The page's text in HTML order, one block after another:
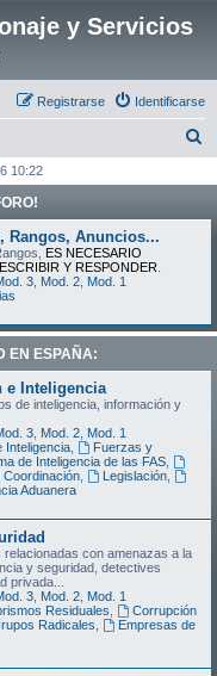
y Servicios
Identificarse
Registrarse
c
10:22
Rangos, Anuncios...
ES NECESARIO
Y RESPONDER
3 Mod. 2 Mod. 1
EN ESPAÑA:
e Inteligencia
de inteligencia, información y
3 Mod. 2 Mod. 1
Inteligencia,
Fuerzas y
de Inteligencia de las FAS,
, Legislación,
Aduanera
con amenazas a la
y seguridad, detectives
privada...
3 Mod. 2 Mod. 1
Residuales
Corrupción
Radicales
Empresas de